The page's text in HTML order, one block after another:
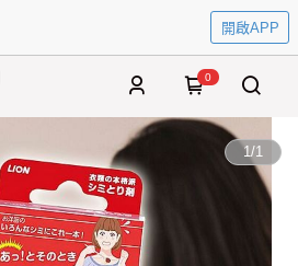
開啟APP
0
1/1